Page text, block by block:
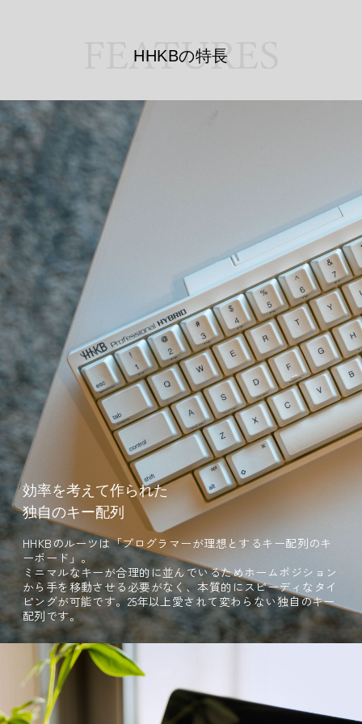
HHKBの特長
効率を考えて作られた
独自のキー配列
HHKBのルーツは「プログラマーが理想とするキー配列のキ
ーボード」。
ミニマルなキーが合理的に並んでいるためホームポジション
から手を移動させる必要がなく、本質的にスピーディなタイ
ピングが可能です。25年以上愛されて変わらない独自のキー
配列です。